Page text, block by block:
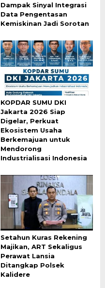
Dampak Sinyal Integrasi
Data Pengentasan
Kemiskinan Jadi Sorotan
KOPDAR SUMU DKI
Jakarta 2026 Siap
Digelar, Perkuat
Ekosistem Usaha
Berkemajuan untuk
Mendorong
Industrialisasi Indonesia
Setahun Kuras Rekening
Majikan, ART Sekaligus
Perawat Lansia
Ditangkap Polsek
Kalidere